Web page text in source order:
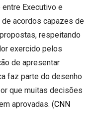
Executivo e
acordos capazes de
respeitando
exercido pelos
de apresentar
faz parte do desenho
que muitas decisões
aprovadas. (CNN